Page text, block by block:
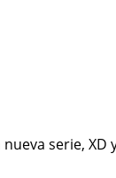
serie, XD